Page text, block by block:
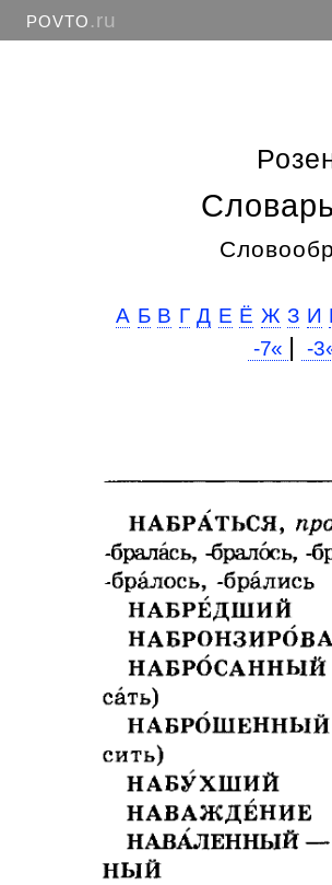
POVTO .ru
А Б В Г Д Е Ё Ж З И
-7« | -